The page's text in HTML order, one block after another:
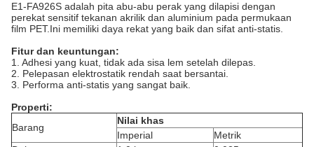
E1-FA926S adalah pita abu-abu perak yang dilapisi dengan
perekat sensitif tekanan akrilik dan aluminium pada permukaan
film PET.Ini memiliki daya rekat yang baik dan sifat anti-statis.
Fitur dan keuntungan:
1. Adhesi yang kuat, tidak ada sisa lem setelah dilepas.
2. Pelepasan elektrostatik rendah saat bersantai.
3. Performa anti-statis yang sangat baik.
Properti:
Barang
Nilai khas
Imperial
Metrik